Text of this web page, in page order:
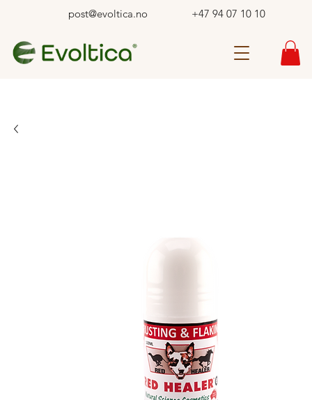
post@evoltica.no +47 94 07 10 10